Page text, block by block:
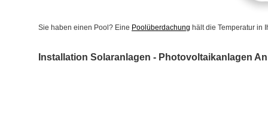
Sie haben einen Pool? Eine Poolüberdachung hält die Temperatur in
Installation Solaranlagen - Photovoltaikanlagen